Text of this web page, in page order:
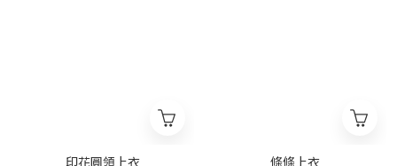
印花圓領上衣
條條上衣